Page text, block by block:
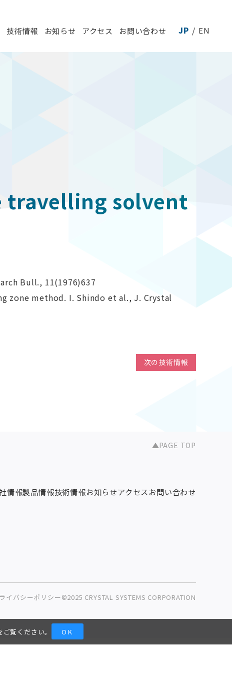
技術情報 お知らせ アクセス お問い合わせ JP EN
ご覧ください。 OK
travelling solvent
Bull., 11(1976)637
zone method. I. Shindo et al., J. Crystal
次の技術情報
PAGE TOP
情報製品情報技術情報お知らせアクセスお問い合わせ
イバシーポリシー©2025 CRYSTAL SYSTEMS CORPORATION